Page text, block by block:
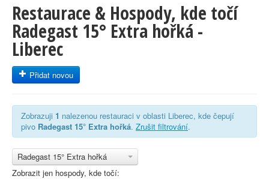
Restaurace & Hospody, kde točí
Radegast 15° Extra hořká -
Liberec
Přidat novou
Zobrazuji 1 nalezenou restauraci v oblasti Liberec, kde čepují
pivo Radegast 15° Extra hořká. Zrušit filtrování.
Radegast 15° Extra hořká
Zobrazit jen hospody, kde točí: